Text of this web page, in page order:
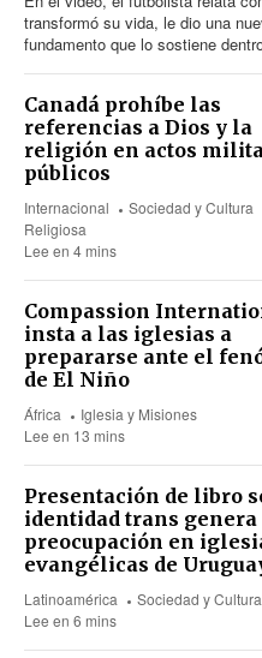
transformó su vida, le dio una
fundamento que lo sostiene
Canadá prohíbe las
referencias a Dios y la
religión en actos
públicos
Internacional Sociedad y Cultura
Religiosa
Lee en 4 mins
Compassion
insta a las iglesias a
prepararse ante el
de El Niño
África
Iglesia y Misiones
Lee en 13 mins
Presentación de libro
identidad trans genera
preocupación en
evangélicas de
Latinoamérica
Sociedad y Cultura
Lee en 6 mins